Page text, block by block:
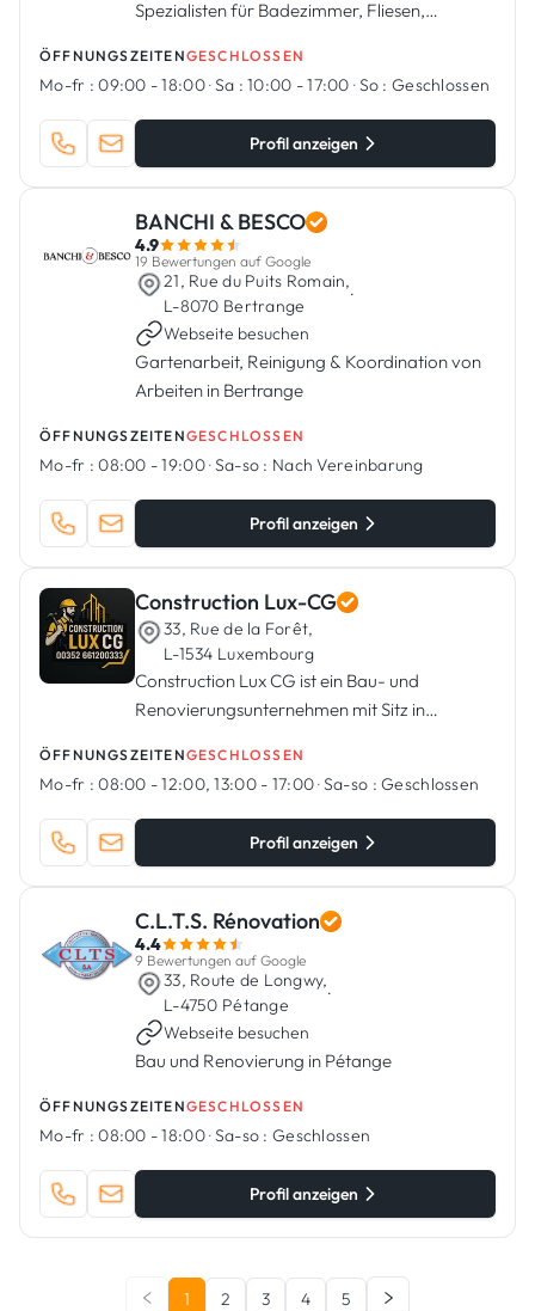
Spezialisten für Badezimmer, Fliesen,
ÖFFNUNGSZEITENGESCHLOSSEN
Mo-fr : 09:00 - 18:00·Sa : 10:00 - 17:00·So : Geschlossen
Profil anzeigen
BANCHI & BESCO
4.9
19 Bewertungen auf Google
21, Rue du Puits Romain,
L-8070 Bertrange
·
Webseite besuchen
Gartenarbeit, Reinigung & Koordination von
Arbeiten in Bertrange
ÖFFNUNGSZEITENGESCHLOSSEN
Mo-fr : 08:00 - 19:00·Sa-so : Nach Vereinbarung
Profil anzeigen
Construction Lux-CG
33, Rue de la Forêt,
L-1534 Luxembourg
Construction Lux CG ist ein Bau- und
Renovierungsunternehmen mit Sitz in
von Wohn- und Gewerbeprojekten mit hohem
Qualitätsstandard.
ÖFFNUNGSZEITENGESCHLOSSEN
Mo-fr : 08:00 - 12:00, 13:00 - 17:00·Sa-so : Geschlossen
Profil anzeigen
C.L.T.S. Rénovation
4.4
9 Bewertungen auf Google
33, Route de Longwy,
L-4750 Pétange
·
Webseite besuchen
Bau und Renovierung in Pétange
ÖFFNUNGSZEITENGESCHLOSSEN
Mo-fr : 08:00 - 18:00·Sa-so : Geschlossen
Profil anzeigen
1 2 3 4 5